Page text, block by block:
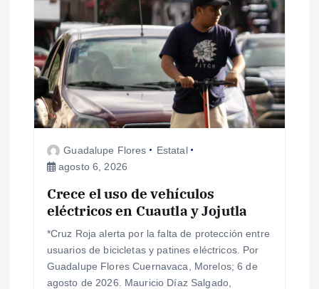
ó
n
d
e
Guadalupe Flores
Estatal
agosto 6, 2026
Crece el uso de vehículos
eléctricos en Cuautla y Jojutla
*Cruz Roja alerta por la falta de protección entre
usuarios de bicicletas y patines eléctricos. Por
Guadalupe Flores Cuernavaca, Morelos; 6 de
agosto de 2026. Mauricio Díaz Salgado,